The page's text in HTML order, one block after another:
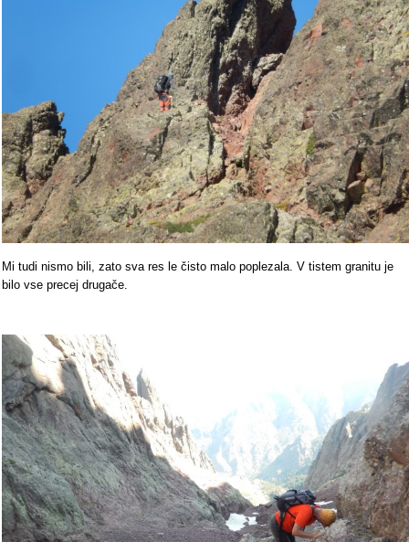
Mi tudi nismo bili, zato sva res le čisto malo poplezala. V tistem granitu je
bilo vse precej drugače.